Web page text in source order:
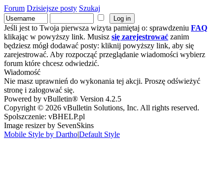
Forum Dzisiejsze posty Szukaj
Jeśli jest to Twoja pierwsza wizyta pamiętaj o: sprawdzeniu FAQ
klikając w powyższy link. Musisz się zarejestrować zanim
będziesz mógł dodawać posty: kliknij powyższy link, aby się
zarejestrować. Aby rozpocząć przeglądanie wiadomości wybierz
forum które chcesz odwiedzić.
Wiadomość
Nie masz uprawnień do wykonania tej akcji. Proszę odświeżyć
stronę i zalogować się.
Powered by vBulletin® Version 4.2.5
Copyright © 2026 vBulletin Solutions, Inc. All rights reserved.
Spolszczenie: vBHELP.pl
Image resizer by SevenSkins
Mobile Style by Dartho|Default Style